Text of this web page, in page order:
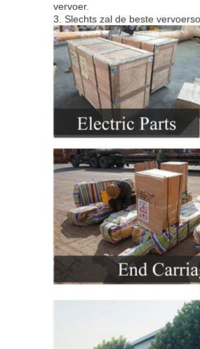
vervoer.
3. Slechts zal de beste